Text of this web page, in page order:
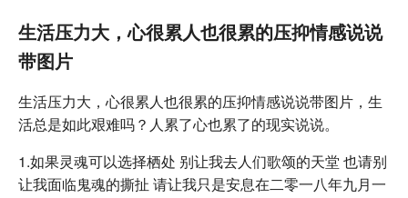
生活压力大，心很累人也很累的压抑情感说说
带图片
生活压力大，心很累人也很累的压抑情感说说带图片，生
活总是如此艰难吗？人累了心也累了的现实说说。
1.如果灵魂可以选择栖处 别让我去人们歌颂的天堂 也请别
让我面临鬼魂的撕扯 请让我只是安息在二零一八年九月一